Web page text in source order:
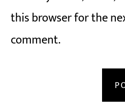
this browser for the
comment.